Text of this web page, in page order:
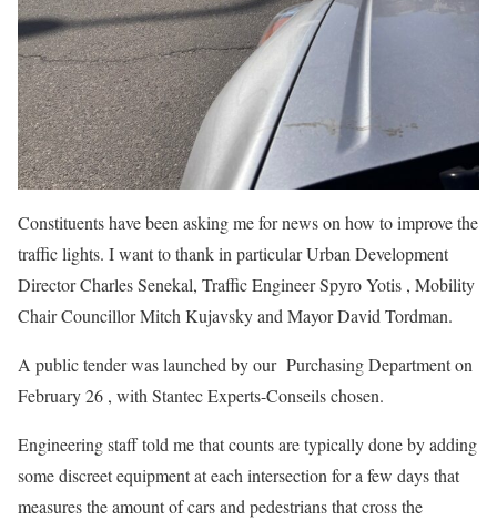
Constituents have been asking me for news on how to improve the
traffic lights. I want to thank in particular Urban Development
Director Charles Senekal, Traffic Engineer Spyro Yotis , Mobility
Chair Councillor Mitch Kujavsky and Mayor David Tordman.
A public tender was launched by our Purchasing Department on
February 26 , with Stantec Experts-Conseils chosen.
Engineering staff told me that counts are typically done by adding
some discreet equipment at each intersection for a few days that
measures the amount of cars and pedestrians that cross the